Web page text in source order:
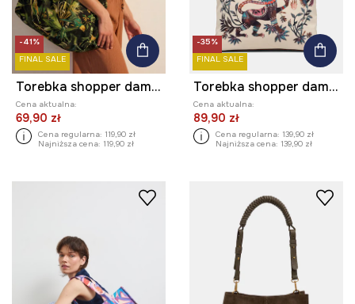
-41%
FINAL SALE
Torebka shopper damska bawełniana z motywem roślinnym
Cena aktualna:
69,90 zł
Cena regularna: 119,90 zł
Najniższa cena: 119,90 zł
-35%
FINAL SALE
Torebka shopper damska z motywem zwierzęcym
Cena aktualna:
89,90 zł
Cena regularna: 139,90 zł
Najniższa cena: 139,90 zł